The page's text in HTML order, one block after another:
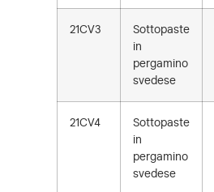
21CV3
Sottopaste
in
pergamino
svedese
21CV4
Sottopaste
in
pergamino
svedese